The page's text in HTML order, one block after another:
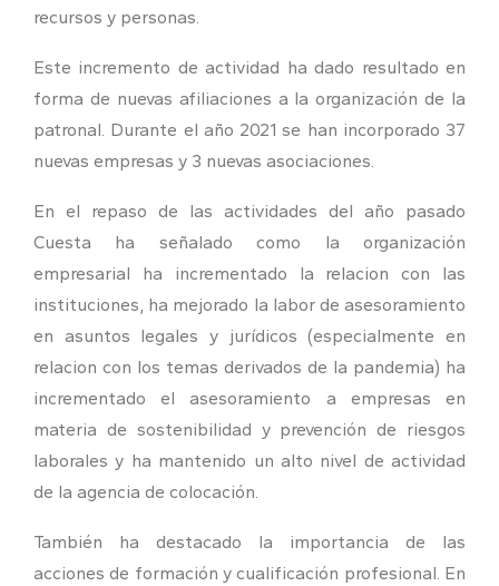
recursos y personas.
Este incremento de actividad ha dado resultado en
forma de nuevas afiliaciones a la organización de la
patronal. Durante el año 2021 se han incorporado 37
nuevas empresas y 3 nuevas asociaciones.
En el repaso de las actividades del año pasado
Cuesta ha señalado como la organización
empresarial ha incrementado la relacion con las
instituciones, ha mejorado la labor de asesoramiento
en asuntos legales y jurídicos (especialmente en
relacion con los temas derivados de la pandemia) ha
incrementado el asesoramiento a empresas en
materia de sostenibilidad y prevención de riesgos
laborales y ha mantenido un alto nivel de actividad
de la agencia de colocación.
También ha destacado la importancia de las
acciones de formación y cualificación profesional. En